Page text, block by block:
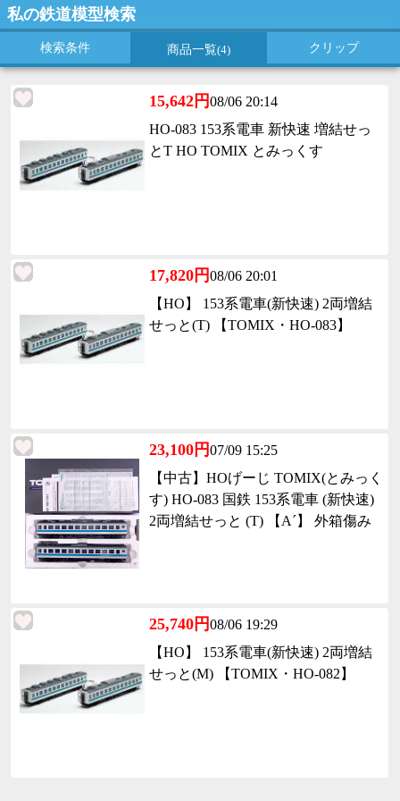
私の鉄道模型検索
検索条件 商品一覧(4) クリップ
15,642円08/06 20:14
HO-083 153系電車 新快速 増結せっ
とT HO TOMIX とみっくす
17,820円08/06 20:01
【HO】 153系電車(新快速) 2両増結
せっと(T) 【TOMIX・HO-083】
23,100円07/09 15:25
【中古】HOげーじ TOMIX(とみっく
す) HO-083 国鉄 153系電車 (新快速)
2両増結せっと (T) 【A´】 外箱傷み
25,740円08/06 19:29
【HO】 153系電車(新快速) 2両増結
せっと(M) 【TOMIX・HO-082】